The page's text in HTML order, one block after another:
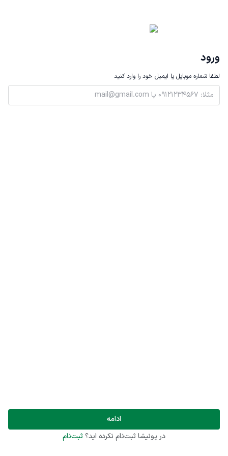
ورود
لطفا شماره موبایل یا ایمیل خود را وارد کنید
ادامه
در پونیشا ثبت‌نام نکرده اید؟ثبت‌نام